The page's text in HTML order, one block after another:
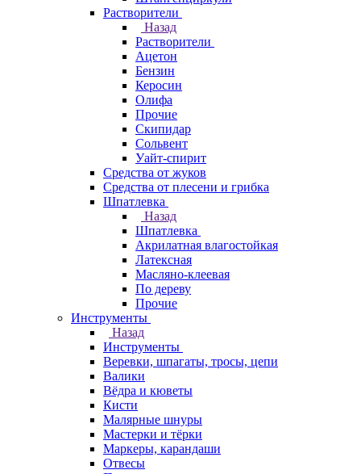
Растворители
Назад
Растворители
Ацетон
Бензин
Керосин
Олифа
Прочие
Скипидар
Сольвент
Уайт-спирит
Средства от жуков
Средства от плесени и грибка
Шпатлевка
Назад
Шпатлевка
Акрилатная влагостойкая
Латексная
Масляно-клеевая
По дереву
Прочие
Инструменты
Назад
Инструменты
Веревки, шпагаты, тросы, цепи
Валики
Вёдра и кюветы
Кисти
Малярные шнуры
Мастерки и тёрки
Маркеры, карандаши
Отвесы